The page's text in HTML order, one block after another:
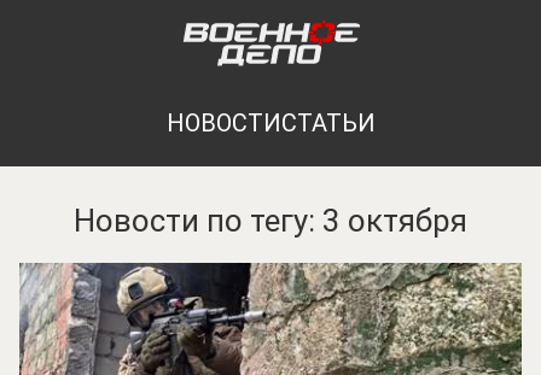
НОВОСТИСТАТЬИ
Новости по тегу: 3 октября